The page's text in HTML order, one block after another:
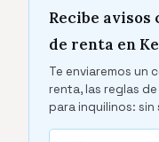
Recibe avisos
de renta en
Te enviaremos un
renta, las reglas
para inquilinos: